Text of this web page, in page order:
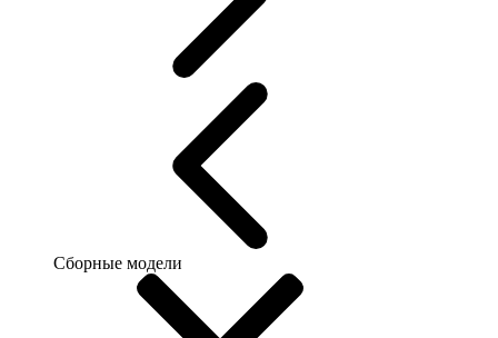
Сборные модели